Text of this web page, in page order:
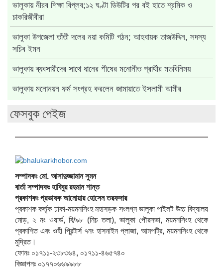
ভালুকায় নীরব শিক্ষা বিপ্লব;১২ ঘণ্টা ডিউটির পর বই হাতে শ্রমিক ও
চাকরিজীবীরা
ভালুকা উপজেলা তাঁতী দলের নয়া কমিটি গঠন; আহবায়ক তাজউদ্দিন, সদস্য
সচিব ইমন
ভালুকায় ব্যবসায়ীদের সাথে ধানের শীষের মনোনীত প্রার্থীর মতবিনিময়
ভালুকায় মনোনয়ন ফর্ম সংগ্রহ করলেন জামায়াতে ইসলামী আমীর
ফেসবুক পেইজ
সম্পাদকঃ মো. আসাদুজ্জামান সুমন
বার্তা সম্পাদকঃ হাবিবুর রহমান শান্ত
প্রকাশকঃ প্রভাষক আনোয়ার হোসেন তরফদার
প্রকাশক কর্তৃক ঢাকা-ময়মনসিংহ মহাসড়ক সংলগ্ন ভালুকা পাইলট উচ্চ বিদ্যালয়
মোড়, ২ নং ওয়ার্ড, বি/৯৮ (নিচ তলা), ভালুকা পৌরসভা, ময়মনসিংহ থেকে
প্রকাশিত এবং ওহী প্রিন্টার্স ৭নং হাসনাইন প্লাজা, আমপট্রি, ময়মনসিংহ থেকে
মুদ্রিত।
ফোনঃ ০১৭১১-২৩৮৩৬৪, ০১৭১১-৪৬৫৭৪০
বিজ্ঞাপনঃ ০১৭৭০৬৬৯৯৮৮